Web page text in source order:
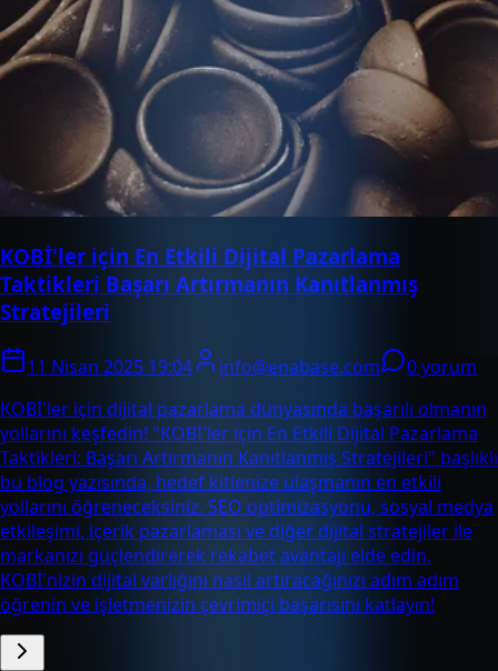
KOBİ'ler için En Etkili Dijital Pazarlama
Taktikleri Başarı Artırmanın Kanıtlanmış
Stratejileri
11 Nisan 2025 19:04 info@enabase.com
0 yorum
KOBİ'ler için dijital pazarlama dünyasında başarılı olmanın
yollarını keşfedin! "KOBİ'ler için En Etkili Dijital Pazarlama
Taktikleri: Başarı Artırmanın Kanıtlanmış Stratejileri" başlıklı
bu blog yazısında, hedef kitlenize ulaşmanın en etkili
yollarını öğreneceksiniz. SEO optimizasyonu, sosyal medya
etkileşimi, içerik pazarlaması ve diğer dijital stratejiler ile
markanızı güçlendirerek rekabet avantajı elde edin.
KOBİ'nizin dijital varlığını nasıl artıracağınızı adım adım
öğrenin ve işletmenizin çevrimiçi başarısını katlayın!